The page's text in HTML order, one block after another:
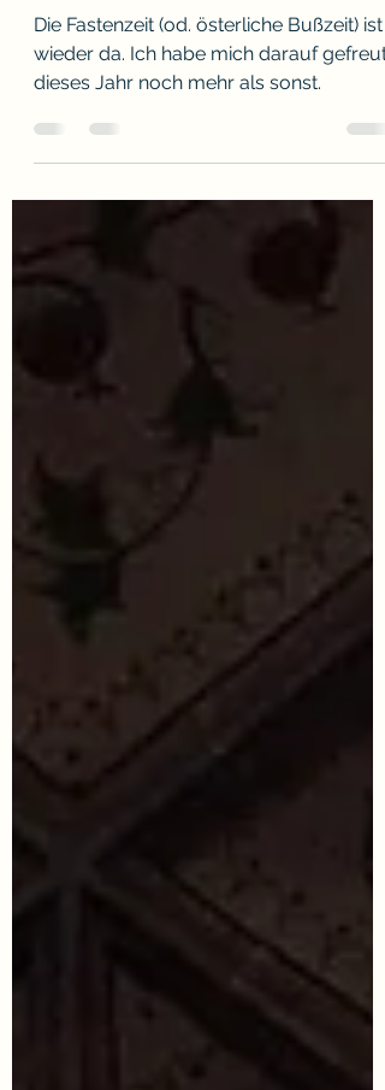
Sterben um zu leben -
Ohrenfasten
wieder da. Ich habe mich darauf gefreut,
dieses Jahr noch mehr als sonst.